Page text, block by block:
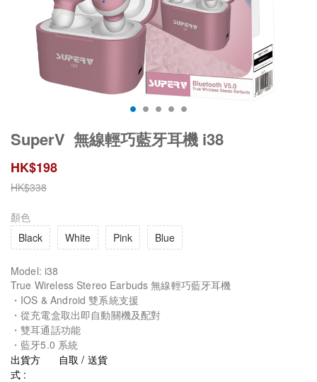
SuperV 無線輕巧藍牙耳機 i38
HK$198
HK$338
顏色
Black
White Pink Blue
Model: i38
True Wireless Stereo Earbuds 無線輕巧藍牙耳機
・IOS & Android 雙系統支援
・從充電盒取出即自動關機及配對
・雙耳通話功能
・藍牙5.0 系統
出貨方
式 :
自取 / 送貨